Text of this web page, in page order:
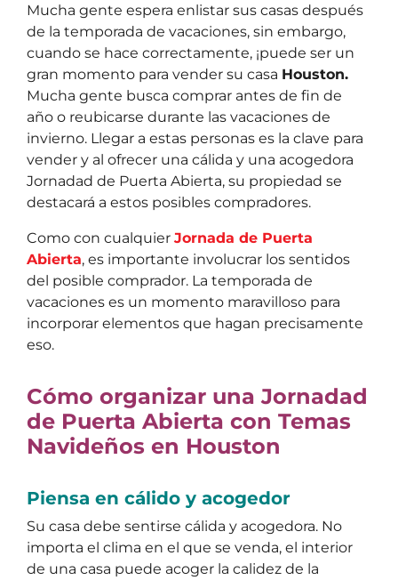
Mucha gente espera enlistar sus casas después
de la temporada de vacaciones, sin embargo,
cuando se hace correctamente, ¡puede ser un
gran momento para vender su casa Houston.
Mucha gente busca comprar antes de fin de
año o reubicarse durante las vacaciones de
invierno. Llegar a estas personas es la clave para
vender y al ofrecer una cálida y una acogedora
Jornadad de Puerta Abierta, su propiedad se
destacará a estos posibles compradores.
Como con cualquier Jornada de Puerta
Abierta, es importante involucrar los sentidos
del posible comprador. La temporada de
vacaciones es un momento maravilloso para
incorporar elementos que hagan precisamente
eso.
Cómo organizar una Jornadad
de Puerta Abierta con Temas
Navideños en Houston
Piensa en cálido y acogedor
Su casa debe sentirse cálida y acogedora. No
importa el clima en el que se venda, el interior
de una casa puede acoger la calidez de la